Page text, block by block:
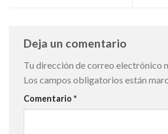
Deja un comentario
Tu dirección de correo electrónico
Los campos obligatorios están
Comentario *